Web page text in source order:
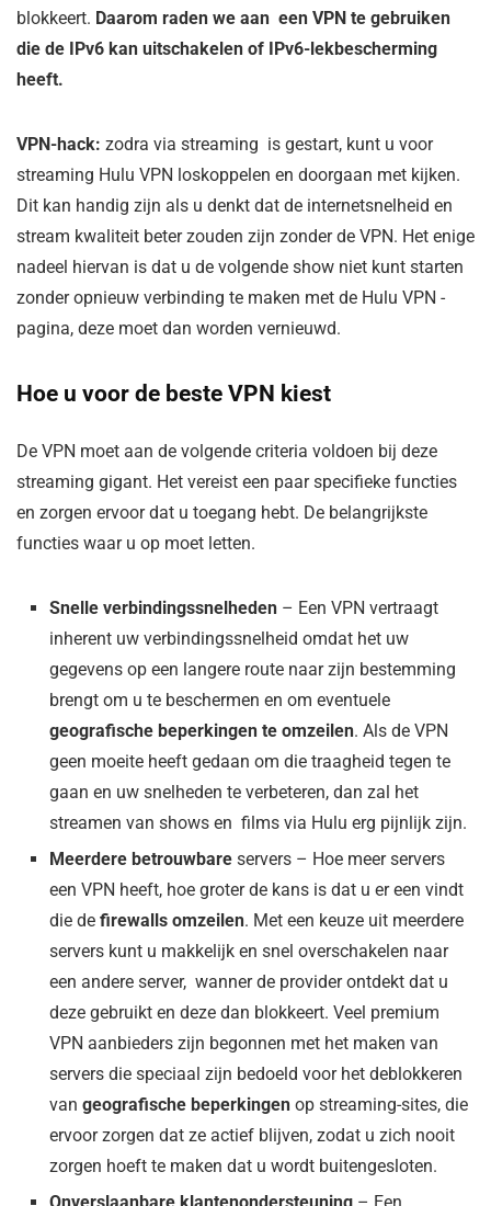
blokkeert. Daarom raden we aan een VPN te gebruiken
die de IPv6 kan uitschakelen of IPv6-lekbescherming
heeft.
VPN-hack: zodra via streaming is gestart, kunt u voor
streaming Hulu VPN loskoppelen en doorgaan met kijken.
Dit kan handig zijn als u denkt dat de internetsnelheid en
stream kwaliteit beter zouden zijn zonder de VPN. Het enige
nadeel hiervan is dat u de volgende show niet kunt starten
zonder opnieuw verbinding te maken met de Hulu VPN -
pagina, deze moet dan worden vernieuwd.
Hoe u voor de beste VPN kiest
De VPN moet aan de volgende criteria voldoen bij deze
streaming gigant. Het vereist een paar specifieke functies
en zorgen ervoor dat u toegang hebt. De belangrijkste
functies waar u op moet letten.
Snelle verbindingssnelheden – Een VPN vertraagt ​​
inherent uw verbindingssnelheid omdat het uw
gegevens op een langere route naar zijn bestemming
brengt om u te beschermen en om eventuele
geografische beperkingen te omzeilen. Als de VPN
geen moeite heeft gedaan om die traagheid tegen te
gaan en uw snelheden te verbeteren, dan zal het
streamen van shows en films via Hulu erg pijnlijk zijn.
Meerdere betrouwbare servers – Hoe meer servers
een VPN heeft, hoe groter de kans is dat u er een vindt
die de firewalls omzeilen. Met een keuze uit meerdere
servers kunt u makkelijk en snel overschakelen naar
een andere server, wanner de provider ontdekt dat u
deze gebruikt en deze dan blokkeert. Veel premium
VPN aanbieders zijn begonnen met het maken van
servers die speciaal zijn bedoeld voor het deblokkeren
van geografische beperkingen op streaming-sites, die
ervoor zorgen dat ze actief blijven, zodat u zich nooit
zorgen hoeft te maken dat u wordt buitengesloten.